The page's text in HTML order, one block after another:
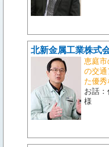
北新金属工業株式
恵庭市
の交通
た優
お話
様